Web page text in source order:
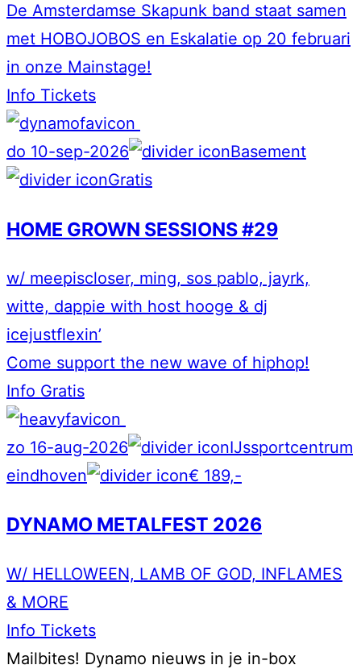
De Amsterdamse Skapunk band staat samen
met HOBOJOBOS en Eskalatie op 20 februari
in onze Mainstage!
Info Tickets
do 10-sep-2026
Basement
Gratis
HOME GROWN SESSIONS #29
w/ meepiscloser, ming, sos pablo, jayrk,
witte, dappie with host hooge & dj
icejustflexin’
Come support the new wave of hiphop!
Info Gratis
zo 16-aug-2026
IJssportcentrum
eindhoven
€ 189,-
DYNAMO METALFEST 2026
W/ HELLOWEEN, LAMB OF GOD, INFLAMES
& MORE
Info Tickets
Mailbites! Dynamo nieuws in je in-box